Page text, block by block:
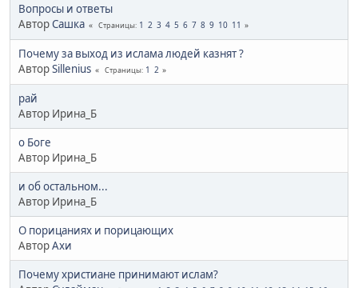
Вопросы и ответы
АвторСашка Страницы 1 2 3 4 5 6 7 8 9 10 11
Почему за выход из ислама людей казнят ?
АвторSillenius Страницы 1 2
рай
Автор Ирина_Б
о Боге
Автор Ирина_Б
и об остальном...
Автор Ирина_Б
О порицаниях и порицающих
АвторАхи
Почему христиане принимают ислам?